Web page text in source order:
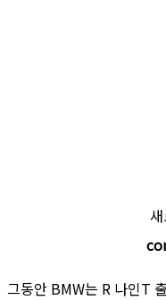
그동안 BMW는 R 나인T